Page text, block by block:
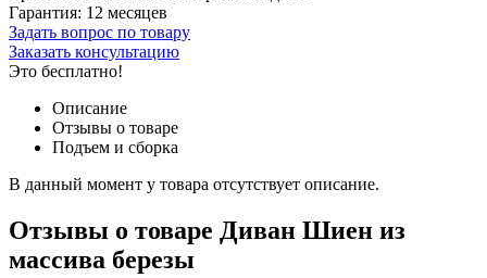
Гарантия: 12 месяцев
Задать вопрос по товару
Заказать консультацию
Это бесплатно!
Описание
Отзывы о товаре
Подъем и сборка
В данный момент у товара отсутствует описание.
Отзывы о товаре Диван Шиен из
массива березы